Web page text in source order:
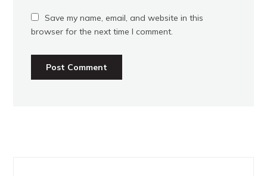
Save my name, email, and website in this
browser for the next time I comment.